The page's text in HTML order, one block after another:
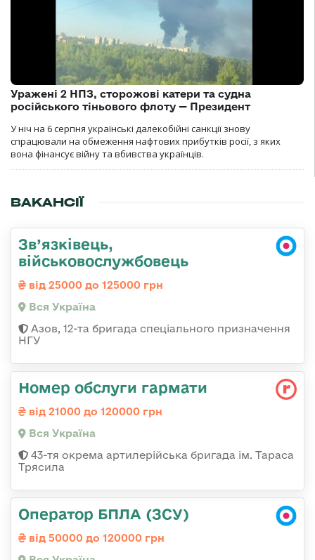
Уражені 2 НПЗ, сторожові катери та судна
російського тіньового флоту — Президент
У ніч на 6 серпня українські далекобійні санкції знову
спрацювали на обмеження нафтових прибутків росії, з яких
вона фінансує війну та вбивства українців.
ВАКАНСІЇ
Зв’язківець,
військовослужбовець
від 25000 до 125000 грн
Вся Україна
Азов, 12-та бригада спеціального призначення
НГУ
Номер обслуги гармати
від 21000 до 120000 грн
Вся Україна
43-тя окрема артилерійська бригада ім. Тараса
Трясила
Оператор БПЛА (ЗСУ)
від 50000 до 120000 грн